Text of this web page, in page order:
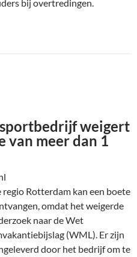
bij overtredingen.
weigert
van meer dan 1
Rotterdam kan een boete
omdat het weigerde
naar de Wet
(WML). Er zijn
door het bedrijf om te